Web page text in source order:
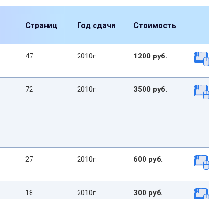
Страниц Год сдачи Стоимость
47 2010г. 1200 руб.
72 2010г. 3500 руб.
27 2010г. 600 руб.
18 2010г. 300 руб.